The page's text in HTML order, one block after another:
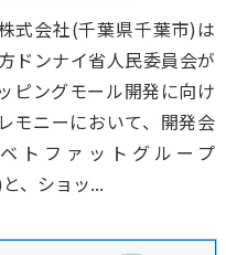
式会社(千葉県千葉市)は
ドンナイ省人民委員会が
ピングモール開発に向け
モニーにおいて、開発会
トファットグループ
、ショッ...